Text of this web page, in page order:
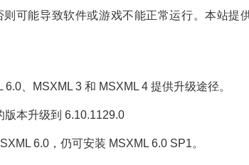
可能导致软件或游戏不能正常运行。本站提
、MSXML 3 和 MSXML 4 提供升级途径。
本升级到 6.10.1129.0
6.0，仍可安装 MSXML 6.0 SP1。